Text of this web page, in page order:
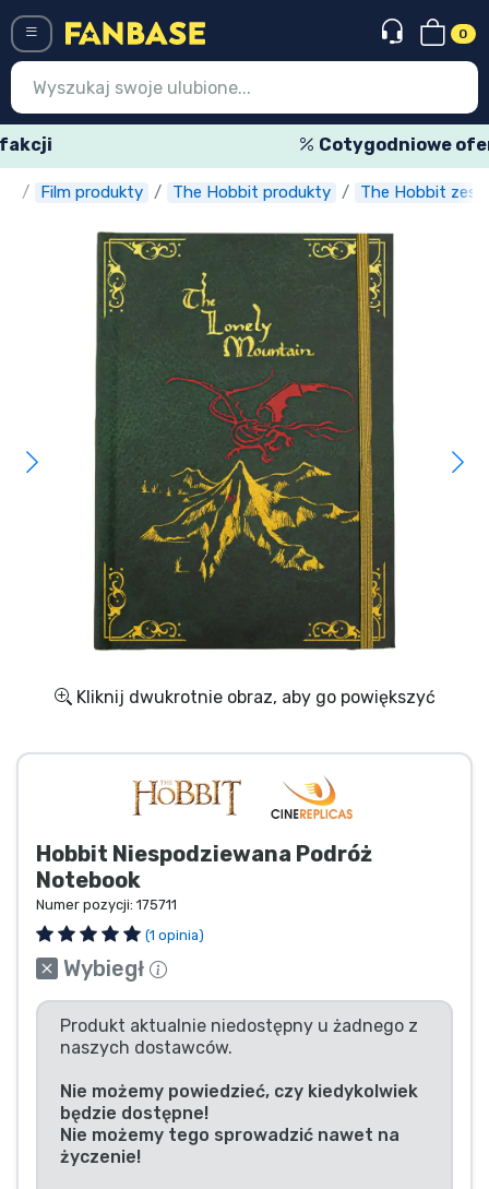
0
Cotygodniowe oferty specjalne
Film produkty The Hobbit produkty The Hobbit
Kliknij dwukrotnie obraz, aby go powiększyć
Hobbit Niespodziewana Podróż
Notebook
Numer pozycji: 175711
(1 opinia)
Wybiegł
Produkt aktualnie niedostępny u żadnego z
naszych dostawców.
Nie możemy powiedzieć, czy kiedykolwiek
będzie dostępne!
Nie możemy tego sprowadzić nawet na
życzenie!
Menü
Wejście Rejestracja
Najnowsze rzeczy
Oferty specjalne
Doręczenie ekspresowe
Przedsprzedaż
Outlet produkty
Wysyłka i płatność
Rzeczy seryjne
Rzeczy filmowe
Wspaniałe rzeczy
Rzeczy z anime
Rzeczy dla graczy
Rzeczy sportowe
Rzeczy muzyczne
Typy produktów